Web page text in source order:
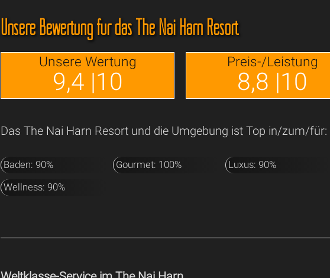
Unsere Bewertung für das The Nai Harn Resort
Unsere Wertung
9,4 |10
Preis-/Leistung
8,8 |10
Das The Nai Harn Resort und die Umgebung ist Top in/zum/für:
Baden: 90% Gourmet: 100% Luxus: 90%
Wellness: 90%